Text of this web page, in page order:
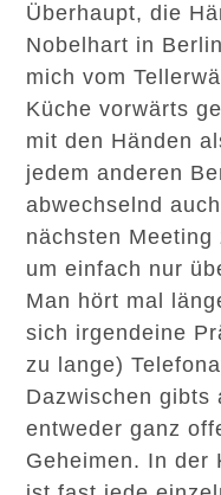
Überhaupt, die
Nobelhart in
mich vom
Küche vorwärts
mit den Händen
jedem anderen
abwechselnd
nächsten
um einfach nur
Man hört mal
sich irgendeine
zu lange)
Dazwischen gibts
entweder ganz
Geheimen. In der